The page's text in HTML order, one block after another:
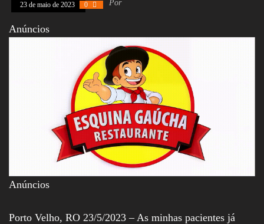
Rio de Janeiro,
Brasília, Nordeste,
Norte, Centro-
Oeste, Sul, Sudeste,
Gastronomia,
Vinhos, Bebidas,
Cervejas, Comida,
Receitas, Chef, RH,
Emprego,
Empreendedorismo,
Negócios,
Oportunidades,
23 de maio de 2023 0 Por
Anúncios
Anúncios
Porto Velho, RO 23/5/2023 – As minhas pacientes já